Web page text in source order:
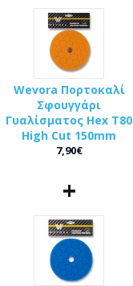
Wevora Πορτοκαλί
Σφουγγάρι
Γυαλίσματος Hex T80
High Cut 150mm
7,90€
+